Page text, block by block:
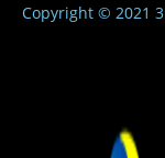
Copyright © 2021